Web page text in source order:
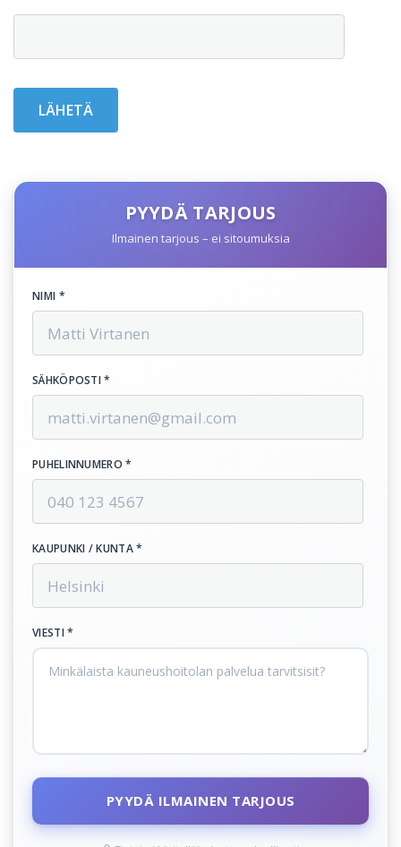
PYYDÄ TARJOUS
Ilmainen tarjous – ei sitoumuksia
NIMI *
SÄHKÖPOSTI *
PUHELINNUMERO *
KAUPUNKI / KUNTA *
VIESTI *
PYYDÄ ILMAINEN TARJOUS